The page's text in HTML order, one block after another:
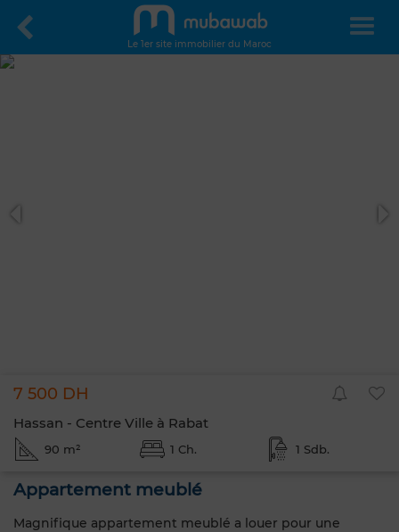
Le 1er site immobilier du Maroc
7 500 DH
Hassan - Centre Ville à Rabat
90 m² 1 Ch. 1 Sdb.
Appartement meublé
Magnifique appartement meublé a louer pour une